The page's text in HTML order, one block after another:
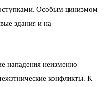
Особым цинизмом
здания и на
нападения неизменно
конфликты. К